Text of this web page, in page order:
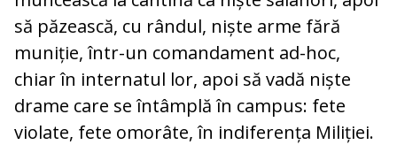
să păzească, cu rândul, niște arme fără
muniție, într-un comandament ad-hoc,
chiar în internatul lor, apoi să vadă niște
drame care se întâmplă în campus: fete
violate, fete omorâte, în indiferența Miliției.